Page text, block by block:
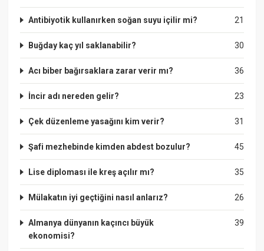
21
Antibiyotik kullanırken soğan suyu içilir mi?
30
Buğday kaç yıl saklanabilir?
36
Acı biber bağırsaklara zarar verir mı?
23
İncir adı nereden gelir?
31
Çek düzenleme yasağını kim verir?
45
Şafi mezhebinde kimden abdest bozulur?
35
Lise diploması ile kreş açılır mı?
26
Mülakatın iyi geçtiğini nasıl anlarız?
39
Almanya dünyanın kaçıncı büyük
ekonomisi?